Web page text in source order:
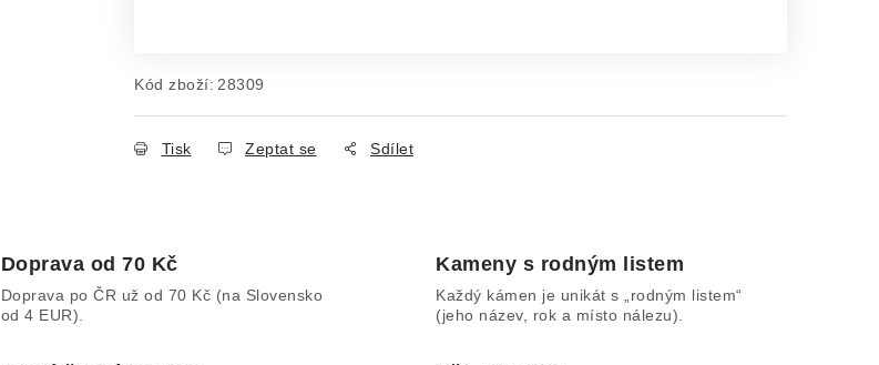
Kód zboží: 28309
Tisk Zeptat se Sdílet
Doprava od 70 Kč
Doprava po ČR už od 70 Kč (na Slovensko
od 4 EUR).
Kameny s rodným listem
Každý kámen je unikát s „rodným listem“
(jeho název, rok a místo nálezu).